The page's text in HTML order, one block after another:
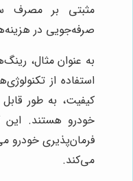
مثبتی بر مصرف
صرفه‌جویی در
استفاده از
کیفیت، به طور
خودرو هستند.
فرمان‌پذیری خودرو
می‌کند.